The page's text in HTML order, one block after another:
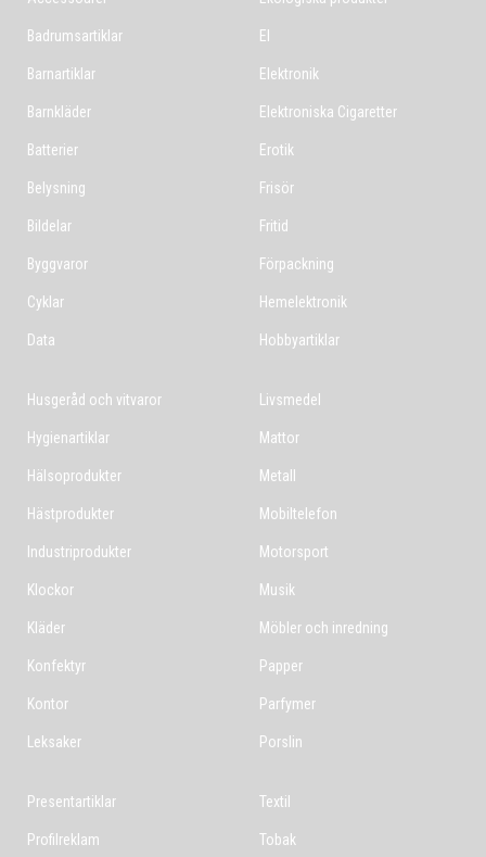
Badrumsartiklar
Barnartiklar
Barnkläder
Batterier
Belysning
Bildelar
Byggvaror
Cyklar
Data
El
Elektronik
Elektroniska Cigaretter
Erotik
Frisör
Fritid
Förpackning
Hemelektronik
Hobbyartiklar
Husgeråd och vitvaror
Hygienartiklar
Hälsoprodukter
Hästprodukter
Industriprodukter
Klockor
Kläder
Konfektyr
Kontor
Leksaker
Livsmedel
Mattor
Metall
Mobiltelefon
Motorsport
Musik
Möbler och inredning
Papper
Parfymer
Porslin
Presentartiklar
Profilreklam
Textil
Tobak